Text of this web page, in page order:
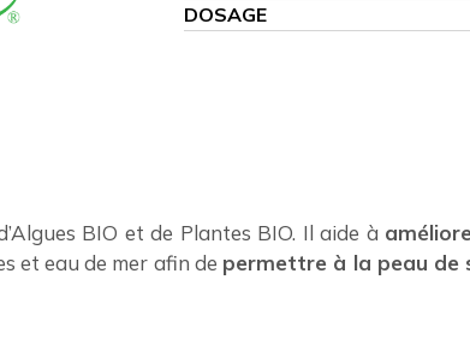
DOSAGE
BIO et de Plantes BIO. Il aide à
et eau de mer afin de permettre à la peau de